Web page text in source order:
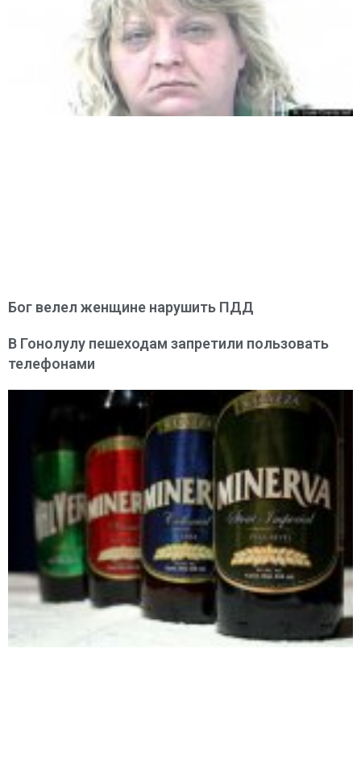
Бог велел женщине нарушить ПДД
В Гонолулу пешеходам запретили пользовать
телефонами